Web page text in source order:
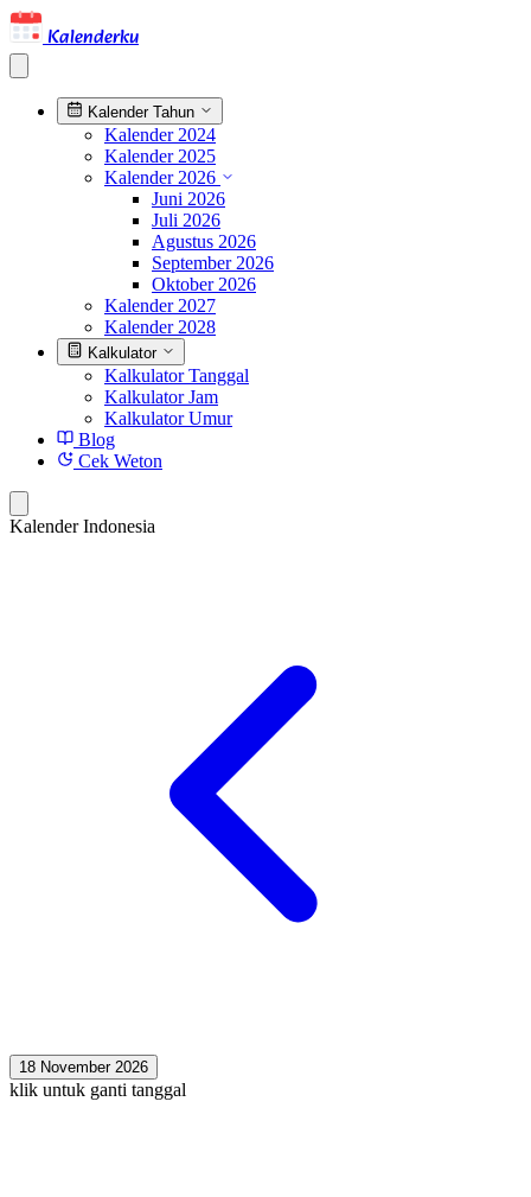
Kalenderku
Kalender Tahun
Kalender 2024
Kalender 2025
Kalender 2026
Juni 2026
Juli 2026
Agustus 2026
September 2026
Oktober 2026
Kalender 2027
Kalender 2028
Kalkulator
Kalkulator Tanggal
Kalkulator Jam
Kalkulator Umur
Blog
Cek Weton
Kalender Indonesia
18 November 2026
klik untuk ganti tanggal